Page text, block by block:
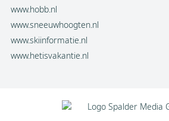
www.hobb.nl
www.sneeuwhoogten.nl
www.skiinformatie.nl
www.hetisvakantie.nl